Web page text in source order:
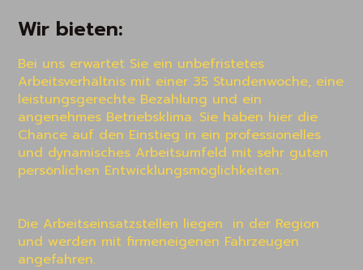
Wir bieten:
Bei uns erwartet Sie ein unbefristetes
Arbeitsverhältnis mit einer 35 Stundenwoche, eine
leistungsgerechte Bezahlung und ein
angenehmes Betriebsklima. Sie haben hier die
Chance auf den Einstieg in ein professionelles
und dynamisches Arbeitsumfeld mit sehr guten
persönlichen Entwicklungsmöglichkeiten.
Die Arbeitseinsatzstellen liegen  in der Region
und werden mit firmeneigenen Fahrzeugen
angefahren.